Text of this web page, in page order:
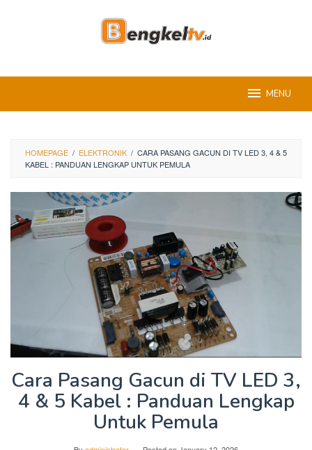
MENU
HOMEPAGE / ELEKTRONIK / CARA PASANG GACUN DI TV LED 3, 4 & 5
KABEL : PANDUAN LENGKAP UNTUK PEMULA
Cara Pasang Gacun di TV LED 3,
4 & 5 Kabel : Panduan Lengkap
Untuk Pemula